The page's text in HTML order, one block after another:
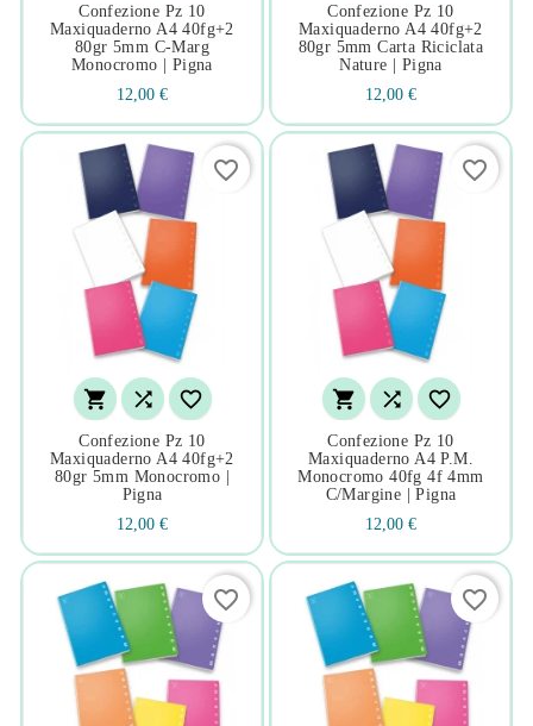
Confezione Pz 10
Maxiquaderno A4 40fg+2
80gr 5mm C-Marg
Monocromo | Pigna
12,00 €
Confezione Pz 10
Maxiquaderno A4 40fg+2
80gr 5mm Carta Riciclata
Nature | Pigna
12,00 €
  
Confezione Pz 10
Maxiquaderno A4 40fg+2
80gr 5mm Monocromo |
Pigna
12,00 €
favorite_border
  
Confezione Pz 10
Maxiquaderno A4 P.m.
Monocromo 40fg 4f 4mm
C/margine | Pigna
12,00 €
favorite_border
favorite_border favorite_border